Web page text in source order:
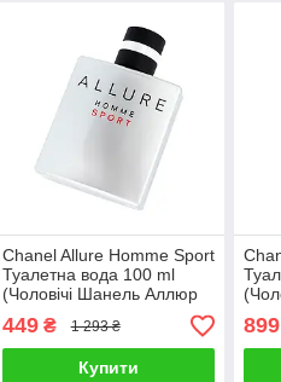
Chanel Allure Homme Sport
Туалетна вода 100 ml
(Чоловічі Шанель Аллюр
Хоум Спорт Парфуми
Алюр Хом Чоловічі
Парфуми)
449₴ 1 293 ₴
Купити
899